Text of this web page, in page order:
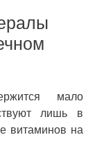
мало
лишь в
витаминов на